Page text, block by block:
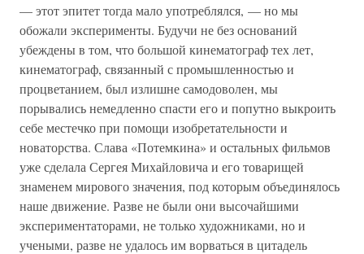
— этот эпитет тогда мало употреблялся, — но мы
обожали эксперименты. Будучи не без оснований
убеждены в том, что большой кинематограф тех лет,
кинематограф, связанный с промышленностью и
процветанием, был излишне самодоволен, мы
порывались немедленно спасти его и попутно выкроить
себе местечко при помощи изобретательности и
новаторства. Слава «Потемкина» и остальных фильмов
уже сделала Сергея Михайловича и его товарищей
знаменем мирового значения, под которым объединялось
наше движение. Разве не были они высочайшими
экспериментаторами, не только художниками, но и
учеными, разве не удалось им ворваться в цитадель